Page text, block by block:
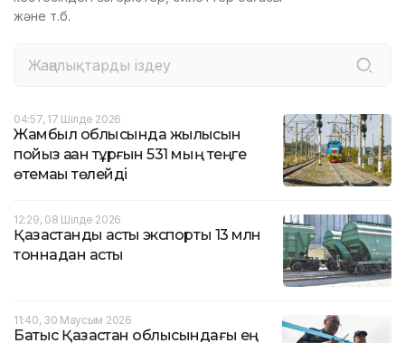
және т.б.
04:57, 17 Шілде 2026
Жамбыл облысында жылқысын
пойыз қаққан тұрғын 531 мың теңге
өтемақы төлейді
12:29, 08 Шілде 2026
Қазақстандық астық экспорты 13 млн
тоннадан асты
11:40, 30 Маусым 2026
Батыс Қазақстан облысындағы ең